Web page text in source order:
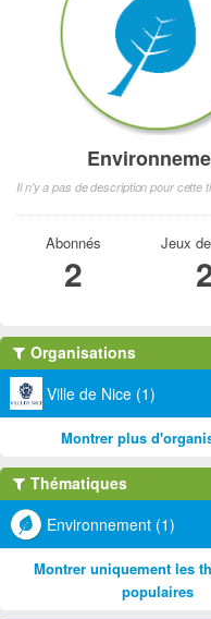
Il n'y a pas de description pour cette
Abonnés
2
Jeux
Organisations
Ville de Nice (1)
Montrer plus
Thématiques
Environnement (1)
Montrer uniquement les
populaires